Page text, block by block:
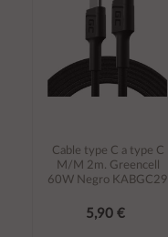
Cable type C a type C
M/M 2m. Greencell
60W Negro KABGC29
5,90 €